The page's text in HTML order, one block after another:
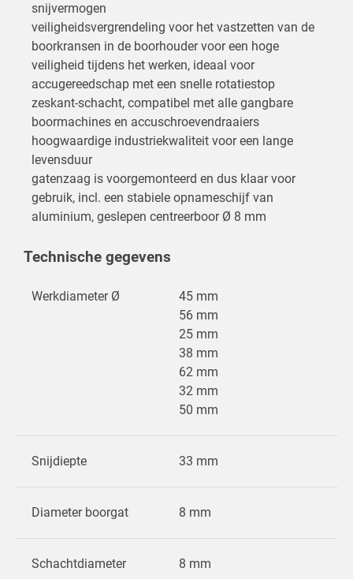
snijvermogen
veiligheidsvergrendeling voor het vastzetten van de
boorkransen in de boorhouder voor een hoge
veiligheid tijdens het werken, ideaal voor
accugereedschap met een snelle rotatiestop
zeskant-schacht, compatibel met alle gangbare
boormachines en accuschroevendraaiers
hoogwaardige industriekwaliteit voor een lange
levensduur
gatenzaag is voorgemonteerd en dus klaar voor
gebruik, incl. een stabiele opnameschijf van
aluminium, geslepen centreerboor Ø 8 mm
Technische gegevens
Werkdiameter Ø
45 mm
56 mm
25 mm
38 mm
62 mm
32 mm
50 mm
Snijdiepte 33 mm
Diameter boorgat 8 mm
Schachtdiameter 8 mm